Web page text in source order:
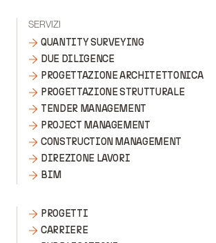
SERVIZI
QUANTITY SURVEYING
DUE DILIGENCE
PROGETTAZIONE ARCHITETTONICA
PROGETTAZIONE STRUTTURALE
TENDER MANAGEMENT
PROJECT MANAGEMENT
CONSTRUCTION MANAGEMENT
DIREZIONE LAVORI
BIM
PROGETTI
CARRIERE